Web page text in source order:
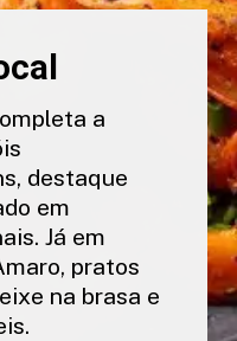
a
destaque
em
Já em
pratos
na brasa e